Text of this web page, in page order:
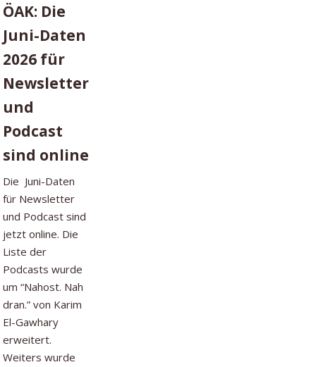
ÖAK: Die
Juni-Daten
2026 für
Newsletter
und
Podcast
sind online
Die Juni-Daten
für Newsletter
und Podcast sind
jetzt online. Die
Liste der
Podcasts wurde
um “Nahost. Nah
dran.” von Karim
El-Gawhary
erweitert.
Weiters wurde